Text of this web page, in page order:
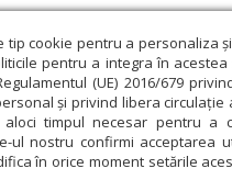
tip cookie pentru a personaliza
pentru a integra în
(UE) 2016/679
și privind libera
timpul necesar pentru a
ul nostru confirmi acceptarea
în orice moment setările